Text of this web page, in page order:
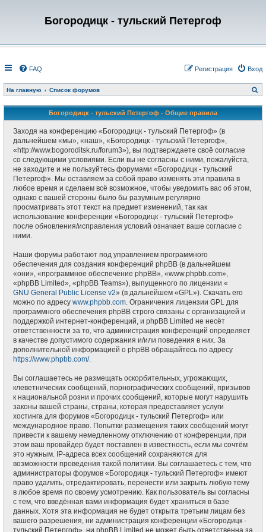
Богородицк - тульский Петергоф
FAQ Вход
Регистрация
На главную Список форумов
о
с
Богородицк - тульский Петергоф - Общие правила
Заходя на конференцию «Богородицк - тульский Петергоф» (в
дальнейшем «мы», «наш», «Богородицк - тульский Петергоф»,
«http://www.bogoroditsk.ru/forum3»), вы подтверждаете своё согласие
со следующими условиями. Если вы не согласны с ними, пожалуйста,
не заходите и не пользуйтесь форумами «Богородицк - тульский
Петергоф». Мы оставляем за собой право изменять эти правила в
любое время и сделаем всё возможное, чтобы уведомить вас об этом,
однако с вашей стороны было бы разумным регулярно
просматривать этот текст на предмет изменений, так как
использование конференции «Богородицк - тульский Петергоф»
после обновления/исправления условий означает ваше согласие с
ними.
Наши форумы работают под управлением программного
обеспечения для создания конференций phpBB (в дальнейшем
«они», «программное обеспечение phpBB», «www.phpbb.com»,
«phpBB Limited», «phpBB Teams»), выпущенного по лицензии «
GNU General Public License v2» (в дальнейшем «GPL»). Скачать его
можно по адресу www.phpbb.com. Ограничения лицензии GPL для
программного обеспечения phpBB строго связаны с организацией и
поддержкой интернет-конференций, и phpBB Limited не несёт
ответственности за то, что администрация конференций определяет
в качестве допустимого содержания и/или поведения в них. За
дополнительной информацией о phpBB обращайтесь по адресу
https://www.phpbb.com/.
Вы соглашаетесь не размещать оскорбительных, угрожающих,
клеветнических сообщений, порнографических сообщений, призывов
к национальной розни и прочих сообщений, которые могут нарушить
законы вашей страны, страны, которая предоставляет услуги
хостинга для форумов «Богородицк - тульский Петергоф» или
международное право. Попытки размещения таких сообщений могут
привести к вашему немедленному отключению от конференции, при
этом ваш провайдер будет поставлен в известность, если мы сочтём
это нужным. IP-адреса всех сообщений сохраняются для
возможности проведения такой политики. Вы соглашаетесь с тем, что
администраторы форумов «Богородицк - тульский Петергоф» имеют
право удалить, отредактировать, перенести или закрыть любую тему
в любое время по своему усмотрению. Как пользователь вы согласны
с тем, что введённая вами информация будет храниться в базе
данных. Хотя эта информация не будет открыта третьим лицам без
вашего разрешения, ни администрация конференции «Богородицк -
тульский Петергоф», ни phpBB Limited не может быть ответственна за